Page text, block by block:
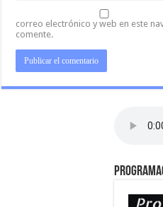
correo electrónico y web en este
comente.